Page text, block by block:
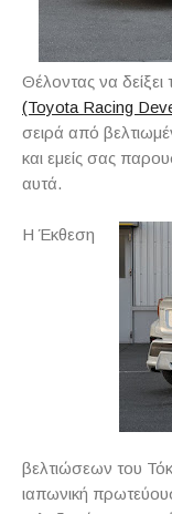
Θέλοντας να δείξει
(Toyota Racing
σειρά από
και εμείς σας
αυτά.
Η Έκθεση
βελτιώσεων του
ιαπωνική